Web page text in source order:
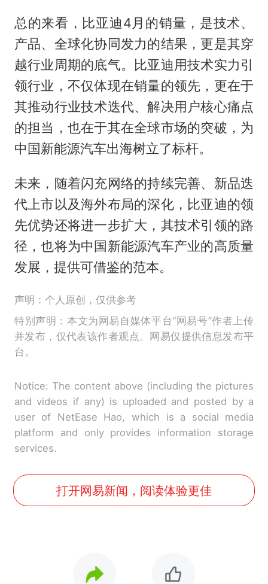
总的来看，比亚迪4月的销量，是技术、
产品、全球化协同发力的结果，更是其穿
越行业周期的底气。比亚迪用技术实力引
领行业，不仅体现在销量的领先，更在于
其推动行业技术迭代、解决用户核心痛点
的担当，也在于其在全球市场的突破，为
中国新能源汽车出海树立了标杆。
未来，随着闪充网络的持续完善、新品迭
代上市以及海外布局的深化，比亚迪的领
先优势还将进一步扩大，其技术引领的路
径，也将为中国新能源汽车产业的高质量
发展，提供可借鉴的范本。
声明：个人原创，仅供参考
特别声明：本文为网易自媒体平台“网易号”作者上传
并发布，仅代表该作者观点。网易仅提供信息发布平
台。
Notice: The content above (including the pictures
and videos if any) is uploaded and posted by a
user of NetEase Hao, which is a social media
platform and only provides information storage
services.
打开网易新闻，阅读体验更佳